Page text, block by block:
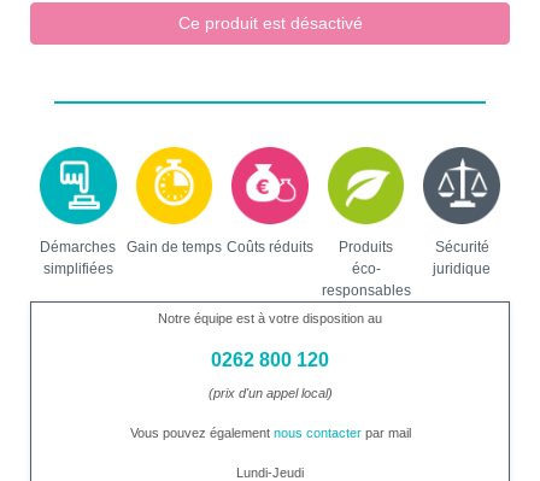
Ce produit est désactivé
Démarches
simplifiées
Gain de temps Coûts réduits
Produits
éco-
responsables
Sécurité
juridique
Notre équipe est à votre disposition au
0262 800 120
(prix d'un appel local)
Vous pouvez également nous contacterpar mail
Lundi-Jeudi